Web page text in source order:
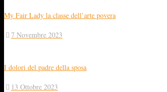
My Fair Lady la classe dell’arte povera
7 Novembre 2023
I dolori del padre della sposa
13 Ottobre 2023